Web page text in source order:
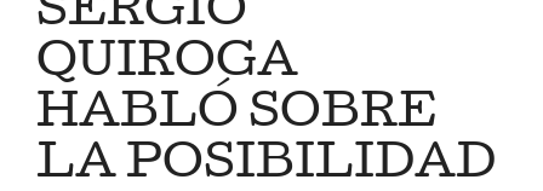
SERGIO
QUIROGA
HABLÓ SOBRE
LA POSIBILIDAD